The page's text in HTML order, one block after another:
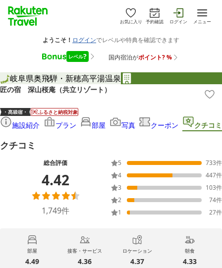
お気に入り 予約確認 ログイン メニュー
岐阜県奥飛騨・新穂高平湯温泉
匠の宿 深山桜庵（共立リゾート）
ふるさと納税対象
施設紹介 プラン 部屋 写真 クーポン クチコミ
クチコミ
総合評価
4.42
1,749件
5 733件
4
447件
3
103件
2
74件
1
27件
部屋
4.49
接客・サービス
4.36
ロケーション
4.37
朝食
4.33